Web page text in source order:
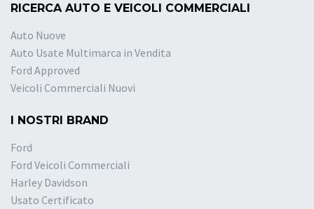
RICERCA AUTO E VEICOLI COMMERCIALI
Auto Nuove
Auto Usate Multimarca in Vendita
Ford Approved
Veicoli Commerciali Nuovi
I NOSTRI BRAND
Ford
Ford Veicoli Commerciali
Harley Davidson
Usato Certificato